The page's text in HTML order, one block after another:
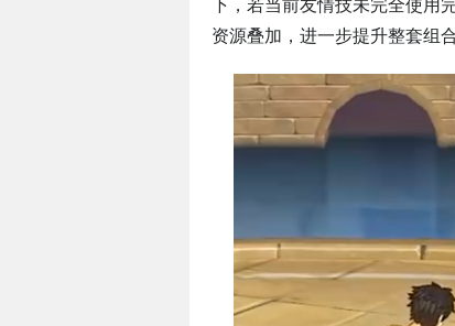
下，若当前友情技未完全使用
资源叠加，进一步提升整套组